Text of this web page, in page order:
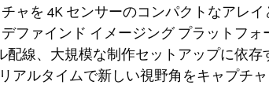
ャを 4K センサーのコンパクトなアレイ
ファインド イメージング プラットフォ
配線、大規模な制作セットアップに依
アルタイムで新しい視野角をキャプチ